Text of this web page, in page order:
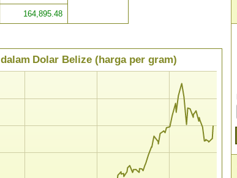
164,895.48
Dolar Belize (harga per gram)